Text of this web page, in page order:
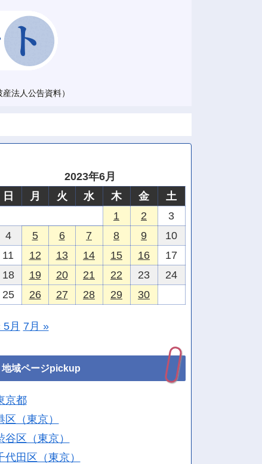
法人公告資料）
2023年6月
日
月 火 水 木 金
土
1
2
3
4
5 6 7 8 9
10
11
12 13 14 15 16
17
18
19 20 21 22 23
24
25
26 27 28 29 30
5月 7月 »
地域ページpickup
京都
区（東京）
谷区（東京）
代田区（東京）